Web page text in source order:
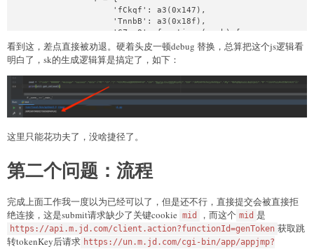
看到这，差点直接被劝退。硬着头皮一顿debug 替换，总算把这个js逻辑看
明白了，sk的生成逻辑算是搞定了，如下：
这里只能花功夫了，没啥捷径了。
第二个问题：流程
完成上面工作我一度以为已经可以了，但是还不行，直接提交会被直接拒
绝连接，这是submit请求缺少了关键cookie mid ，而这个 mid 是
https://api.m.jd.com/client.action?functionId=genToken 获取跳
转tokenKey后请求 https://un.m.jd.com/cgi-bin/app/appjmp?